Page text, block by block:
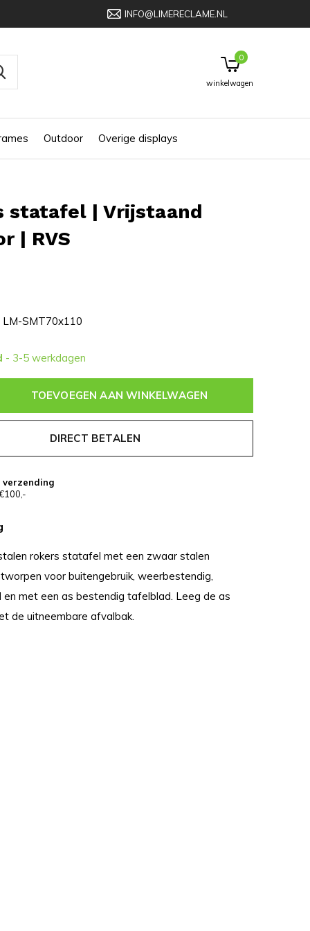
INFO@LIMERECLAME.NL
Outdoor Overige displays
winkelwagen
0
statafel | Vrijstaand
| RVS
LM-SMT70x110
- 3-5 werkdagen
TOEVOEGEN AAN WINKELWAGEN
DIRECT BETALEN
verzending
rokers statafel met een zwaar stalen
voor buitengebruik, weerbestendig,
en met een as bestendig tafelblad. Leeg de as
de uitneembare afvalbak.